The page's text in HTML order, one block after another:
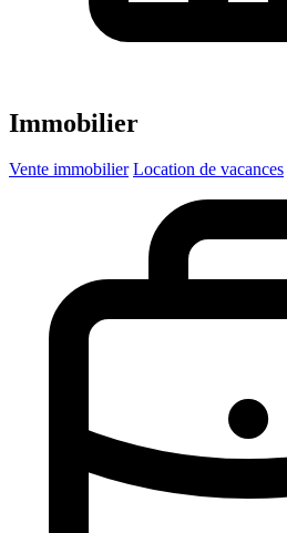
Immobilier
Vente immobilier Location de vacances